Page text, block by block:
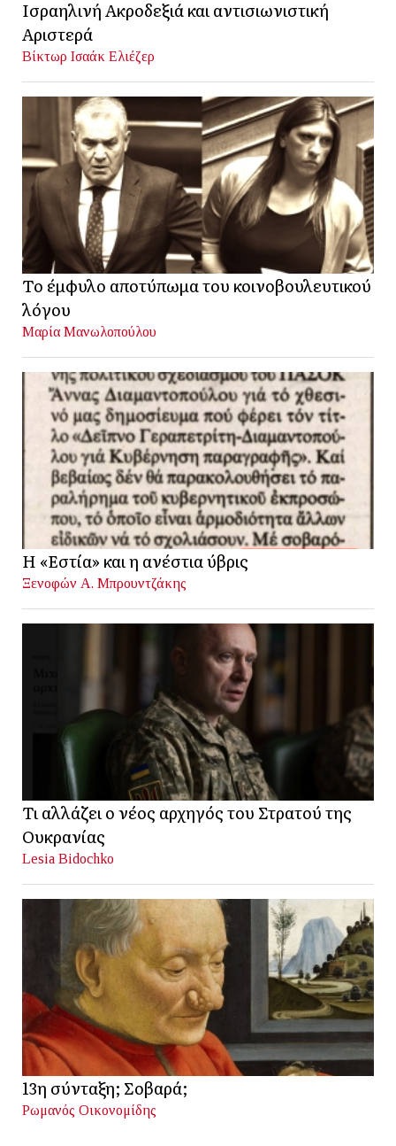
Ισραηλινή Ακροδεξιά και αντισιωνιστική
Αριστερά
Βίκτωρ Ισαάκ Ελιέζερ
Το έμφυλο αποτύπωμα του κοινοβουλευτικού
λόγου
Μαρία Μανωλοπούλου
Η «Εστία» και η ανέστια ύβρις
Ξενοφών Α. Μπρουντζάκης
Τι αλλάζει ο νέος αρχηγός του Στρατού της
Ουκρανίας
Lesia Bidochko
13η σύνταξη; Σοβαρά;
Ρωμανός Οικονομίδης